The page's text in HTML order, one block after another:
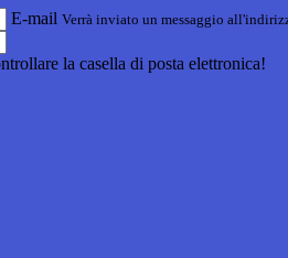
E-mail Verrà inviato un messaggio
la casella di posta elettronica!